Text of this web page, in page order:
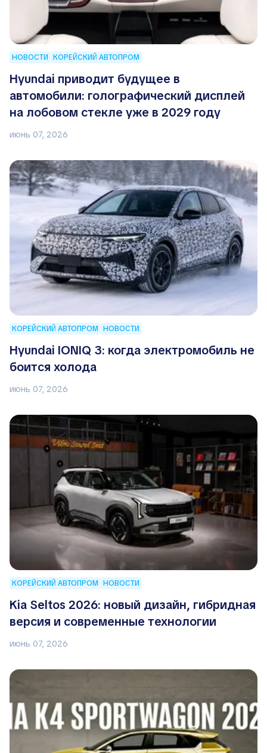
НОВОСТИ КОРЕЙСКИЙ АВТОПРОМ
Hyundai приводит будущее в
автомобили: голографический дисплей
на лобовом стекле уже в 2029 году
июнь 07, 2026
КОРЕЙСКИЙ АВТОПРОМ НОВОСТИ
Hyundai IONIQ 3: когда электромобиль не
боится холода
июнь 07, 2026
КОРЕЙСКИЙ АВТОПРОМ НОВОСТИ
Kia Seltos 2026: новый дизайн, гибридная
версия и современные технологии
июнь 07, 2026